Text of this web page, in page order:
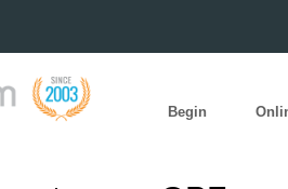
Begin